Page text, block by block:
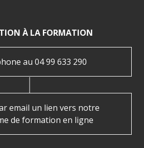
À LA FORMATION
au 04 99 633 290
email un lien vers notre
de formation en ligne